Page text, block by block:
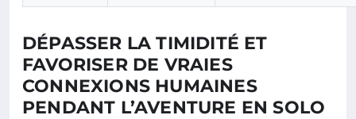
DÉPASSER LA TIMIDITÉ ET
FAVORISER DE VRAIES
CONNEXIONS HUMAINES
PENDANT L’AVENTURE EN SOLO